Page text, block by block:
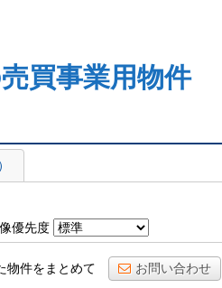
買事業用物件
優先度
物件をまとめて お問い合わせ